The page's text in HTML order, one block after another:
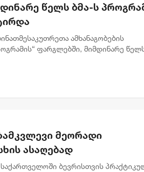
წელს ბმა-ს
ამხანაგობების
ფარგლებში, მიმდინარე
მეორადი
ასაღებად
ბევრისთვის